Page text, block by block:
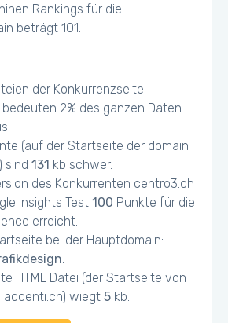
Rankings für die
beträgt 101.
der Konkurrenzseite
2% des ganzen Daten
(auf der Startseite der domain
sind 131 kb schwer.
des Konkurrenten centro3.ch
Insights Test 100 Punkte für die
erreicht.
bei der Hauptdomain:
.
HTML Datei (der Startseite von
accenti.ch) wiegt 5 kb.